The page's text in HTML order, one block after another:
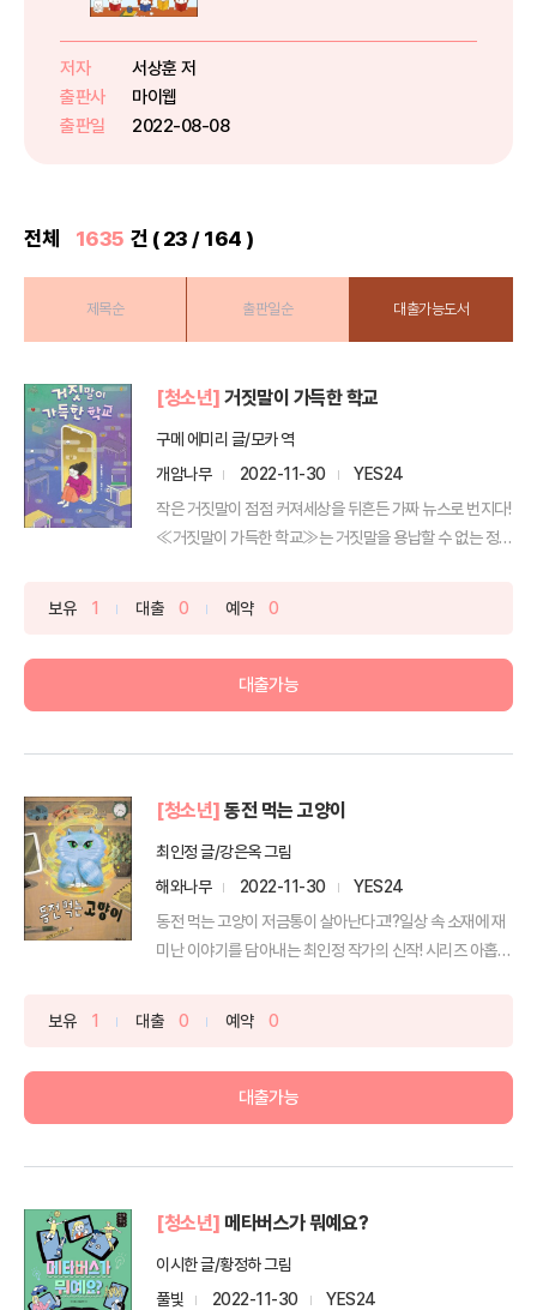
학교당 한 ...
저자
서상훈 저
출판사
마이웹
출판일
2022-08-08
전체 1635 건 ( 23 / 164 )
제목순 출판일순 대출가능도서
[청소년] 거짓말이 가득한 학교
구메 에미리 글/모카 역
개암나무
2022-11-30
YES24
작은 거짓말이 점점 커져세상을 뒤흔든 가짜 뉴스로 번지다!
≪거짓말이 가득한 학교≫는 거짓말을 용납할 수 없는 정의
보유 1 대출 0 예약 0
대출가능
[청소년] 동전 먹는 고양이
최인정 글/강은옥 그림
해와나무
2022-11-30
YES24
동전 먹는 고양이 저금통이 살아난다고!?일상 속 소재에 재
미난 이야기를 담아내는 최인정 작가의 신작! 시리즈 아홉
보유 1 대출 0 예약 0
대출가능
[청소년] 메타버스가 뭐예요?
이시한 글/황정하 그림
풀빛
2022-11-30
YES24